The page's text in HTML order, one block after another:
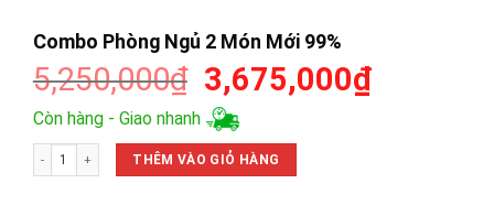
Combo Phòng Ngủ 2 Món Mới 99%
5,250,000₫ Giá
gốc
là:
5,250,000₫.
3,675,000₫Giá
Còn hàng - Giao nhanh
Combo Phòng Ngủ 2 Món Mới 99% số lượng
THÊM VÀO GIỎ HÀNG